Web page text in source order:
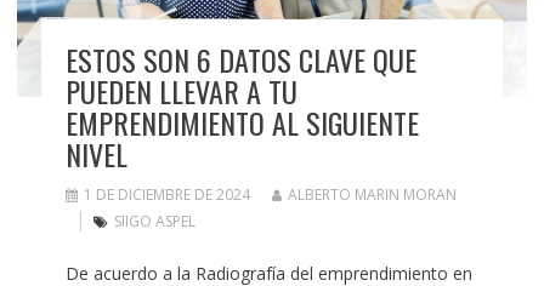
ESTOS SON 6 DATOS CLAVE QUE
PUEDEN LLEVAR A TU
EMPRENDIMIENTO AL SIGUIENTE
NIVEL
1 DE DICIEMBRE DE 2024
ALBERTO MARIN MORAN
SIIGO ASPEL
De acuerdo a la Radiografía del emprendimiento en